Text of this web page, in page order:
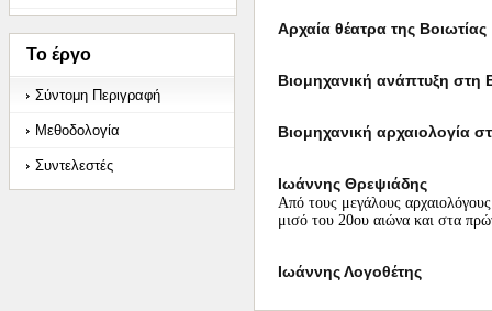
Το έργο
Σύντομη Περιγραφή
Μεθοδολογία
Συντελεστές
Αρχαία θέατρα της Βοιωτίας
Βιομηχανική ανάπτυξη στη
Βιομηχανική αρχαιολογία
Ιωάννης Θρεψιάδης
Από τους μεγάλους
μισό του 20ου αιώνα και στα
Ιωάννης Λογοθέτης